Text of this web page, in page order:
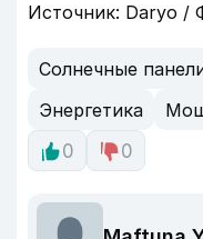
Источник: Daryo /
Солнечные
Энергетика
0
0